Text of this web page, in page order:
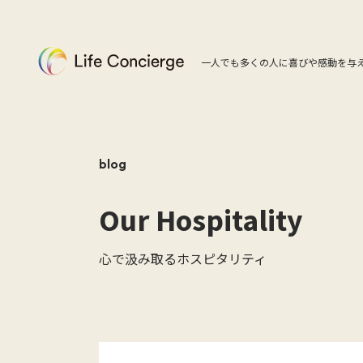
一人でも多くの人に喜びや感動を与
blog
Our Hospitality
心で汲み取るホスピタリティ